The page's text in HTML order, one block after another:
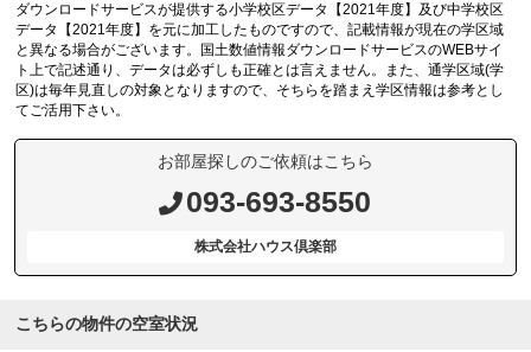
ダウンロードサービスが提供する小学校区データ【2021年度】及び中学校区
データ【2021年度】を元に加工したものですので、記載情報が現在の学区域
と異なる場合がございます。国土数値情報ダウンロードサービスのWEBサイ
ト上で記述通り、データは必ずしも正確とは言えません。また、通学区域(学
区)は毎年見直しの対象となりますので、そちらを踏まえ学区情報は参考とし
てご活用下さい。
お部屋探しのご依頼はこちら
093-693-8550
株式会社ハウス倶楽部
こちらの物件の空室状況